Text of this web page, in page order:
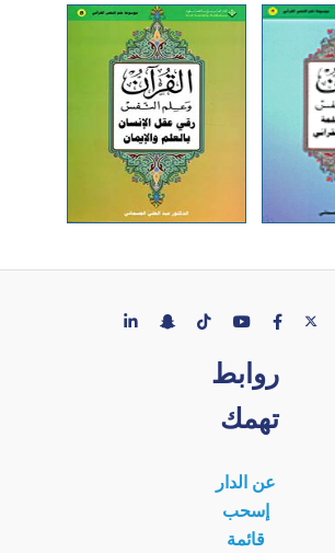
روابط
تهمك
عن الدار
إسحب
قائمة